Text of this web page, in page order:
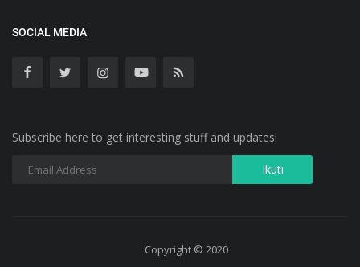
SOCIAL MEDIA
Subscribe here to get interesting stuff and updates!
Copyright © 2020